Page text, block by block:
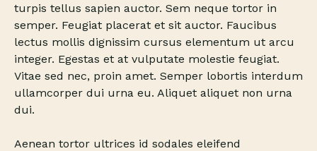
turpis tellus sapien auctor. Sem neque tortor in
semper. Feugiat placerat et sit auctor. Faucibus
lectus mollis dignissim cursus elementum ut arcu
integer. Egestas et at vulputate molestie feugiat.
Vitae sed nec, proin amet. Semper lobortis interdum
ullamcorper dui urna eu. Aliquet aliquet non urna
dui.
Aenean tortor ultrices id sodales eleifend